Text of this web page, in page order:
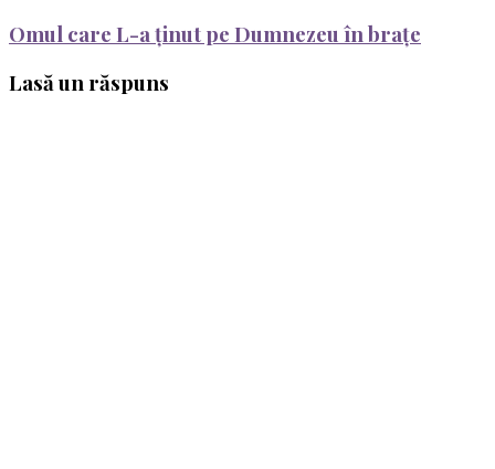
Omul care L-a ținut pe Dumnezeu în brațe
Lasă un răspuns